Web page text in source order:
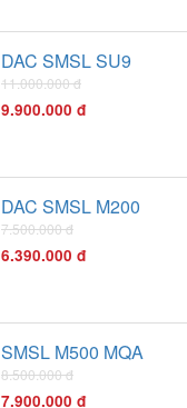
DAC SMSL SU9
11.000.000 đ
9.900.000 đ
DAC SMSL M200
7.500.000 đ
6.390.000 đ
SMSL M500 MQA
8.500.000 đ
7.900.000 đ